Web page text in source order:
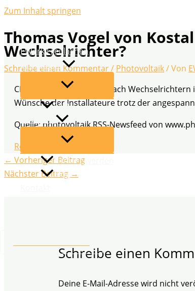
Zum Inhalt springen
EWerk Freiflächen
Leistungen
FAQ
Über uns
Partner werden
Blog
Thomas Vogel von
Wechselrichter?
Schreibe einen Kommentar/ Photovoltaik/ Von
CEO Talk: Die Nachfrage nach
Wünsche der Installateure trotz der
Quelle: photovoltaik RSS-Newsfeed von
Read More
← Vorheriger Beitrag
Nächster Beitrag →
Schreibe einen
Deine E-Mail-Adresse wird nicht